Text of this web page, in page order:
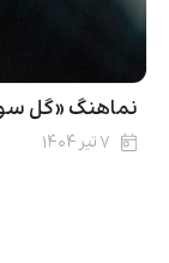
نماهنگ «گل
۷ تیر ۱۴۰۴